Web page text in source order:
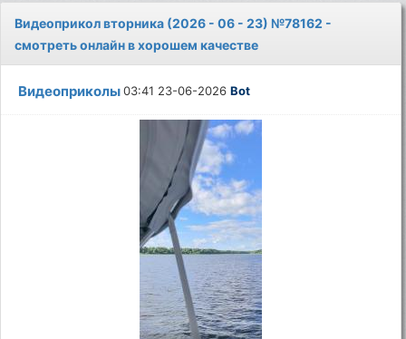
Видеоприкол вторника (2026 - 06 - 23) №78162 -
смотреть онлайн в хорошем качестве
Видеоприколы03:41 23-06-2026Bot